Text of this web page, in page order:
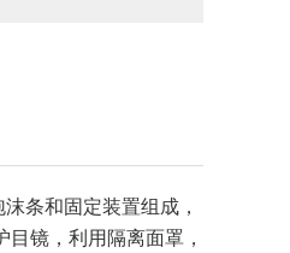
条和固定装置组成，
镜，利用隔离面罩，